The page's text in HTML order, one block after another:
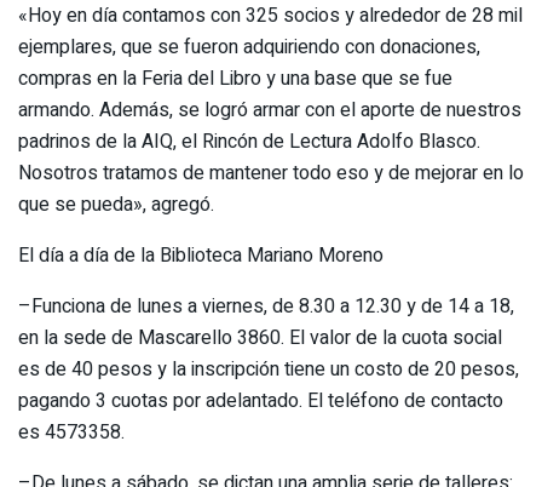
«Hoy en día contamos con 325 socios y alrededor de 28 mil
ejemplares, que se fueron adquiriendo con donaciones,
compras en la Feria del Libro y una base que se fue
armando. Además, se logró armar con el aporte de nuestros
padrinos de la AIQ, el Rincón de Lectura Adolfo Blasco.
Nosotros tratamos de mantener todo eso y de mejorar en lo
que se pueda», agregó.
El día a día de la Biblioteca Mariano Moreno
–Funciona de lunes a viernes, de 8.30 a 12.30 y de 14 a 18,
en la sede de Mascarello 3860. El valor de la cuota social
es de 40 pesos y la inscripción tiene un costo de 20 pesos,
pagando 3 cuotas por adelantado. El teléfono de contacto
es 4573358.